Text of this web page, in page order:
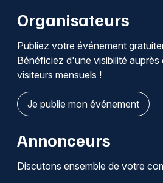
Organisateurs
Publiez votre événement
Bénéficiez d'une visibilité
visiteurs mensuels !
Je publie mon événement
Annonceurs
Discutons ensemble de votre